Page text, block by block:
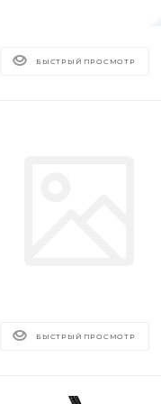
БЫСТРЫЙ ПРОСМОТР
БЫСТРЫЙ ПРОСМОТР